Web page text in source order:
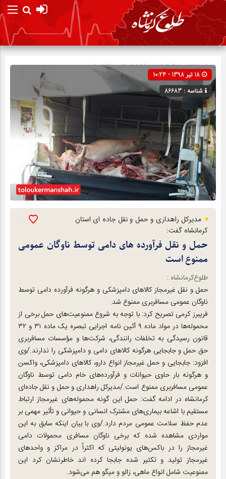
صفحه نخستاجتماعی»اخبار استان»اختصاصی
شناسه : 86683
مدیرکل راهداری و حمل و نقل جاده ای استان
کرمانشاه گفت:
حمل و نقل فرآورده های دامی توسط ناوگان عمومی
ممنوع است
طلوع‌‌کرمانشاه :
حمل و نقل غیرمجاز کالاهای دامپزشکی و هرگونه فرآورده دامی توسط
ناوگان عمومی مسافربری ممنوع شد.
فریبرز کرمی تصریح کرد: با توجه به شروع ممنوعیت‌های حمل برخی از
محموله‌ها در مواد ماده ۹ آئین نامه اجرایی تبصره یک ماده ۳۱ و ۳۲
قانون رسیدگی به تخلفات رانندگی، شرکت‌ها و مؤسسات مسافربری
حق حمل و جابجایی هرگونه کالاهای دامی و دامپزشکی را ندارند./وی
افزود: جابجایی و حمل غیرمجاز انواع دارو، کالاهای دامپزشکی، واکسن
و هرگونه بار حاوی حیوانات و فرآورده‌های خام دامی توسط ناوگان
عمومی مسافربری ممنوع است./مدیرکل راهداری و حمل و نقل جاده‌ای
کرمانشاه در ادامه گفت: حمل این گونه محموله‌های غیرمجاز ارتباط
مستقیم با اشاعه بیماری‌های مشترک انسانی و حیوانی و تأثیر مهمی بر
عدم حفظ سلامت عمومی مردم دارد./وی با بیان اینکه سابق به این
مواردی مشاهده شده که برخی ناوگان مسافری محمولات دامی
غیرمجاز را در باکس‌های یونولیتی که اکثراً در مراکز و واحدهای
غیرمجاز تولید و تکثیر شده جابجا کرده اند خاطرنشان کرد این
ممنوعیت شامل انواع ماهی، زالو و میگو هم می‌شود.